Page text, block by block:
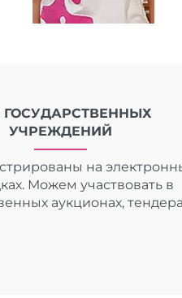
ГОСУДАРСТВЕННЫХ
УЧРЕЖДЕНИЙ
на
Можем участвовать в
аукционах,